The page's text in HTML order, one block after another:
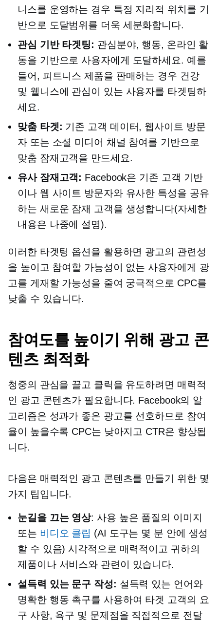
니스를 운영하는 경우 특정 지리적 위치를 기
반으로 도달범위를 더욱 세분화합니다.
관심 기반타겟팅: 관심분야, 행동, 온라인 활
동을 기반으로 사용자에게 도달하세요. 예를
들어, 피트니스 제품을 판매하는 경우 건강
및 웰니스에 관심이 있는 사용자를 타겟팅하
세요.
맞춤 타겟: 기존 고객 데이터, 웹사이트 방문
자 또는 소셜 미디어 채널 참여를 기반으로
맞춤 잠재고객을 만드세요.
유사 잠재고객: Facebook은 기존 고객 기반
이나 웹 사이트 방문자와 유사한 특성을 공유
하는 새로운 잠재 고객을 생성합니다(자세한
내용은 나중에 설명).
이러한 타겟팅 옵션을 활용하면 광고의 관련성
을 높이고 참여할 가능성이 없는 사용자에게 광
고를 게재할 가능성을 줄여 궁극적으로 CPC를
낮출 수 있습니다.
참여도를 높이기 위해 광고 콘
텐츠 최적화
청중의 관심을 끌고 클릭을 유도하려면 매력적
인 광고 콘텐츠가 필요합니다. Facebook의 알
고리즘은 성과가 좋은 광고를 선호하므로 참여
율이 높을수록 CPC는 낮아지고 CTR은 향상됩
니다.
다음은 매력적인 광고 콘텐츠를 만들기 위한 몇
가지 팁입니다.
눈길을 끄는영상: 사용 높은 품질의 이미지
또는 비디오 클립 (AI 도구는 몇 분 안에 생성
할 수 있음) 시각적으로 매력적이고 귀하의
제품이나 서비스와 관련이 있습니다.
설득력 있는 문구 작성: 설득력 있는 언어와
명확한 행동 촉구를 사용하여 타겟 고객의 요
구 사항, 욕구 및 문제점을 직접적으로 전달